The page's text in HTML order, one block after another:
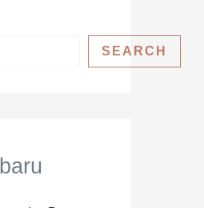
SEARCH